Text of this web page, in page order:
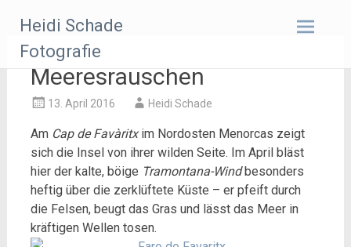
Inhalt
springen
Heidi Schade
Fotografie
Meeresrauschen
13. April 2016 Heidi Schade
Am Cap de Favàritxim Nordosten Menorcas zeigt
sich die Insel von ihrer wilden Seite. Im April bläst
hier der kalte, böige Tramontana-Windbesonders
heftig über die zerklüftete Küste – er pfeift durch
die Felsen, beugt das Gras und lässt das Meer in
kräftigen Wellen tosen.